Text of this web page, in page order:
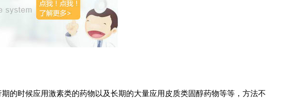
的时候应用激素类的药物以及长期的大量应用皮质类固醇药物等等，方法不